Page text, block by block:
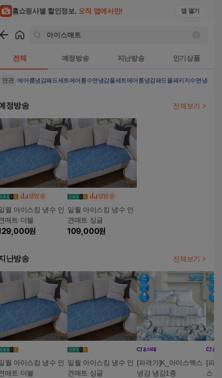
홈쇼핑사별 할인정보, 오직 앱에서만! 앱 열기
전체 예정방송 지난방송 인기상품
연관 에어룸냉감패드세트에어룸수면냉감풀세트에어룸냉감패드풀패키지 수면냉감패
정방송 전체보기
생방송
월 아이스킹 냉수 인
매트 더블
원
생방송
일월 아이스킹 냉수 인
견매트 싱글
109,000원
난방송 전체보기
월 아이스킹 냉수 인
매트 더블
일월 아이스킹 냉수 인
견매트 싱글
[파격가]K_아이스맥스
냉감 냉감1종
[파
스